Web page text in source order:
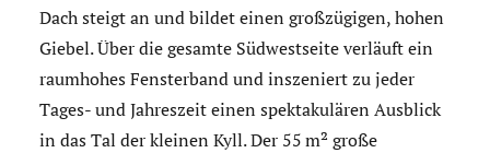
Dach steigt an und bildet einen großzügigen, hohen
Giebel. Über die gesamte Südwestseite verläuft ein
raumhohes Fensterband und inszeniert zu jeder
Tages- und Jahreszeit einen spektakulären Ausblick
in das Tal der kleinen Kyll. Der 55 m² große